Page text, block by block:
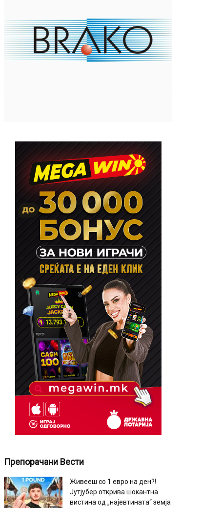
Препорачани Вести
Живееш со 1 евро на ден?!
Јутјубер открива шокантна
вистина од „најевтината“ земја